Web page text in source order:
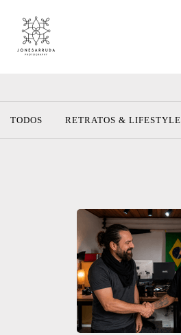
TODOS RETRATOS & LIFESTYLE